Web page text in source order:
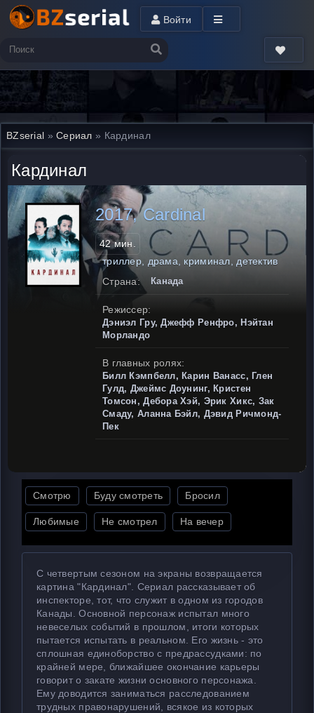
Войти
BZserial »Сериал » Кардинал
Кардинал
2017, Cardinal
42 мин.
триллер, драма, криминал, детектив
Страна:
Канада
Режиссер:
Дэниэл Гру, Джефф Ренфро, Нэйтан
Морландо
В главных ролях:
Билл Кэмпбелл, Карин Ванасс, Глен
Гулд, Джеймс Доунинг, Кристен
Томсон, Дебора Хэй, Эрик Хикс, Зак
Смаду, Аланна Бэйл, Дэвид Ричмонд-
Пек
Смотрю Буду смотреть Бросил
Любимые Не смотрел На вечер
С четвертым сезоном на экраны возвращается
картина "Кардинал". Сериал рассказывает об
инспекторе, тот, что служит в одном из городов
Канады. Основной персонаж испытал много
невеселых событий в прошлом, итоги которых
пытается испытать в реальном. Его жизнь - это
сплошная единоборство с предрассудками: по
крайней мере, ближайшее окончание карьеры
говорит о закате жизни основного персонажа.
Ему доводится заниматься расследованием
трудных правонарушений, всякое из которых